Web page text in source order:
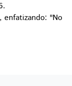
enfatizando: "No